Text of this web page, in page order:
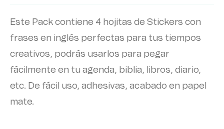
Este Pack contiene 4 hojitas de Stickers con
frases en inglés perfectas para tus tiempos
creativos, podrás usarlos para pegar
fácilmente en tu agenda, biblia, libros, diario,
etc. De fácil uso, adhesivas, acabado en papel
mate.